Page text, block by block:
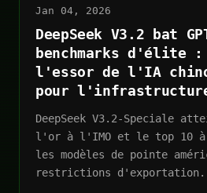
Jan 04, 2026
DeepSeek V3.2 bat
benchmarks d'élite :
l'essor de l'IA
pour
DeepSeek V3.2-Speciale
l'or à l'IMO et le top 10 à
les modèles de pointe
restrictions d'exportation.